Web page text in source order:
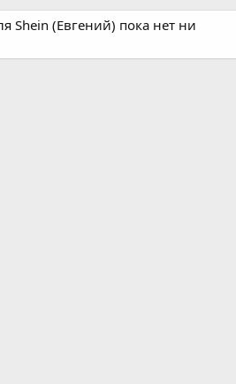
Shein (Евгений) пока нет ни